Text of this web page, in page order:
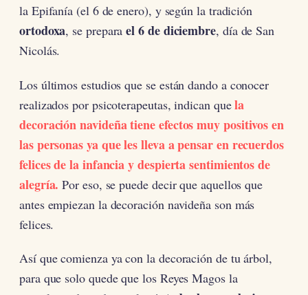
la Epifanía (el 6 de enero), y según la tradición
ortodoxa, se preparael 6 de diciembre, día de San
Nicolás.
Los últimos estudios que se están dando a conocer
realizados por psicoterapeutas, indican quela
decoración navideña tiene efectos muy positivos en
las personas ya que les lleva a pensar en recuerdos
felices de la infancia y despierta sentimientos de
alegría. Por eso, se puede decir que aquellos que
antes empiezan la decoración navideña son más
felices.
Así que comienza ya con la decoración de tu árbol,
para que solo quede que los Reyes Magos la